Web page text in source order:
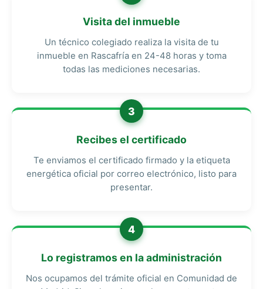
Visita del inmueble
Un técnico colegiado realiza la visita de tu
inmueble en Rascafría en 24-48 horas y toma
todas las mediciones necesarias.
3
Recibes el certificado
Te enviamos el certificado firmado y la etiqueta
energética oficial por correo electrónico, listo para
presentar.
4
Lo registramos en la administración
Nos ocupamos del trámite oficial en Comunidad de